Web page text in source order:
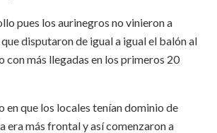
pues los aurinegros no vinieron a
disputaron de igual a igual el balón al
con más llegadas en los primeros 20
que los locales tenían dominio de
era más frontal y así comenzaron a